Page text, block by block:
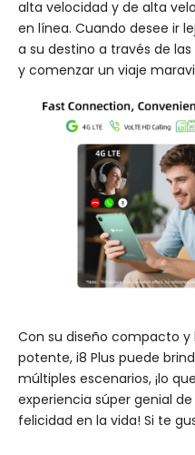
alta velocidad y de alta
en línea. Cuando desee ir
a su destino a través de
y comenzar un viaje
Con su diseño compacto
potente, i8 Plus puede
múltiples escenarios, ¡lo
experiencia súper genial
felicidad en la vida! Si te